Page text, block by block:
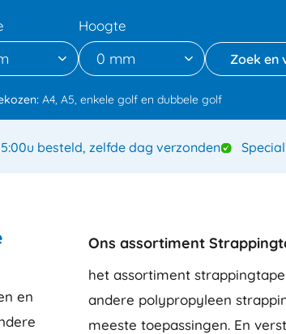
Hoogte
0 mm
A4, A5, enkele golf en dubbele golf
besteld, zelfde dag verzonden
en
Ons assortiment
het assortiment
andere polypropyleen
meeste toepassingen. En